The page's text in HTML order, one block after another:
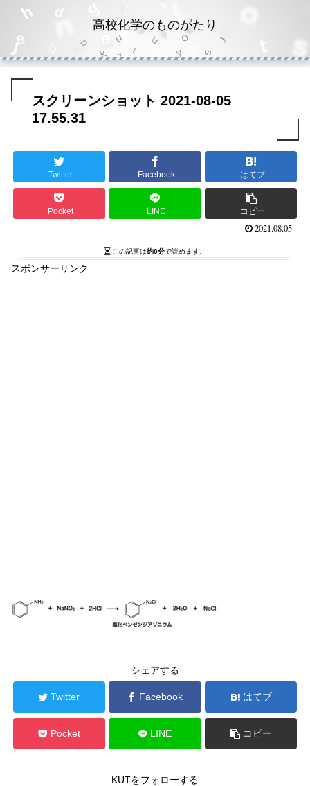
高校化学のものがたり
スクリーンショット 2021-08-05
17.55.31
Twitter Facebook はてブ
Pocket LINE コピー
2021.08.05
この記事は約0分で読めます。
スポンサーリンク
シェアする
Twitter Facebook はてブ
Pocket LINE コピー
KUTをフォローする